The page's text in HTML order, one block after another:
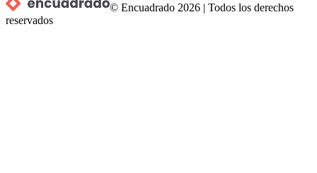
© Encuadrado 2026 |Todos los derechos
reservados